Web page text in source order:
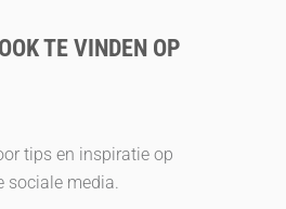
TE VINDEN OP
tips en inspiratie op
sociale media.